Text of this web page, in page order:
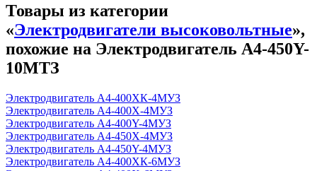
Товары из категории
«Электродвигатели высоковольтные»,
похожие на Электродвигатель А4-450Y-
10МТЗ
Электродвигатель А4-400ХК-4МУЗ
Электродвигатель А4-400Х-4МУЗ
Электродвигатель А4-400Y-4МУЗ
Электродвигатель А4-450Х-4MУЗ
Электродвигатель А4-450Y-4MУЗ
Электродвигатель А4-400ХК-6MУЗ